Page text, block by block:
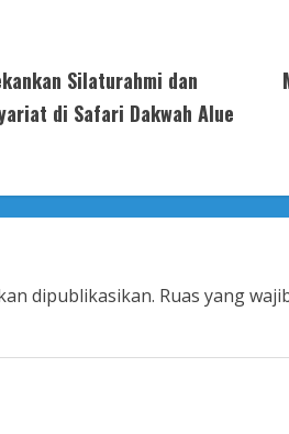
Silaturahmi dan
di Safari Dakwah Alue
dipublikasikan. Ruas yang